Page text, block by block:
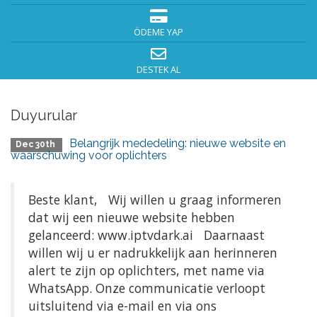
ÖDEME YAP
DESTEK AL
Duyurular
Dec 30th
Belangrijk mededeling: nieuwe website en
waarschuwing voor oplichters
Beste klant, Wij willen u graag informeren
dat wij een nieuwe website hebben
gelanceerd: www.iptvdark.ai Daarnaast
willen wij u er nadrukkelijk aan herinneren
alert te zijn op oplichters, met name via
WhatsApp. Onze communicatie verloopt
uitsluitend via e-mail en via ons